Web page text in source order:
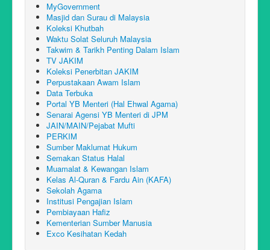
MyGovernment
Masjid dan Surau di Malaysia
Koleksi Khutbah
Waktu Solat Seluruh Malaysia
Takwim & Tarikh Penting Dalam Islam
TV JAKIM
Koleksi Penerbitan JAKIM
Perpustakaan Awam Islam
Data Terbuka
Portal YB Menteri (Hal Ehwal Agama)
Senarai Agensi YB Menteri di JPM
JAIN/MAIN/Pejabat Mufti
PERKIM
Sumber Maklumat Hukum
Semakan Status Halal
Muamalat & Kewangan Islam
Kelas Al-Quran & Fardu Ain (KAFA)
Sekolah Agama
Institusi Pengajian Islam
Pembiayaan Hafiz
Kementerian Sumber Manusia
Exco Kesihatan Kedah